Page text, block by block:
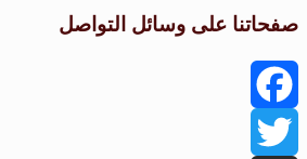
صفحاتنا على وسائل التواصل
Facebook